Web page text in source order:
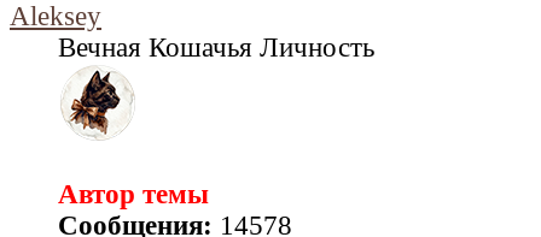
Aleksey
Вечная Кошачья Личность
Автор темы
Сообщения: 14578